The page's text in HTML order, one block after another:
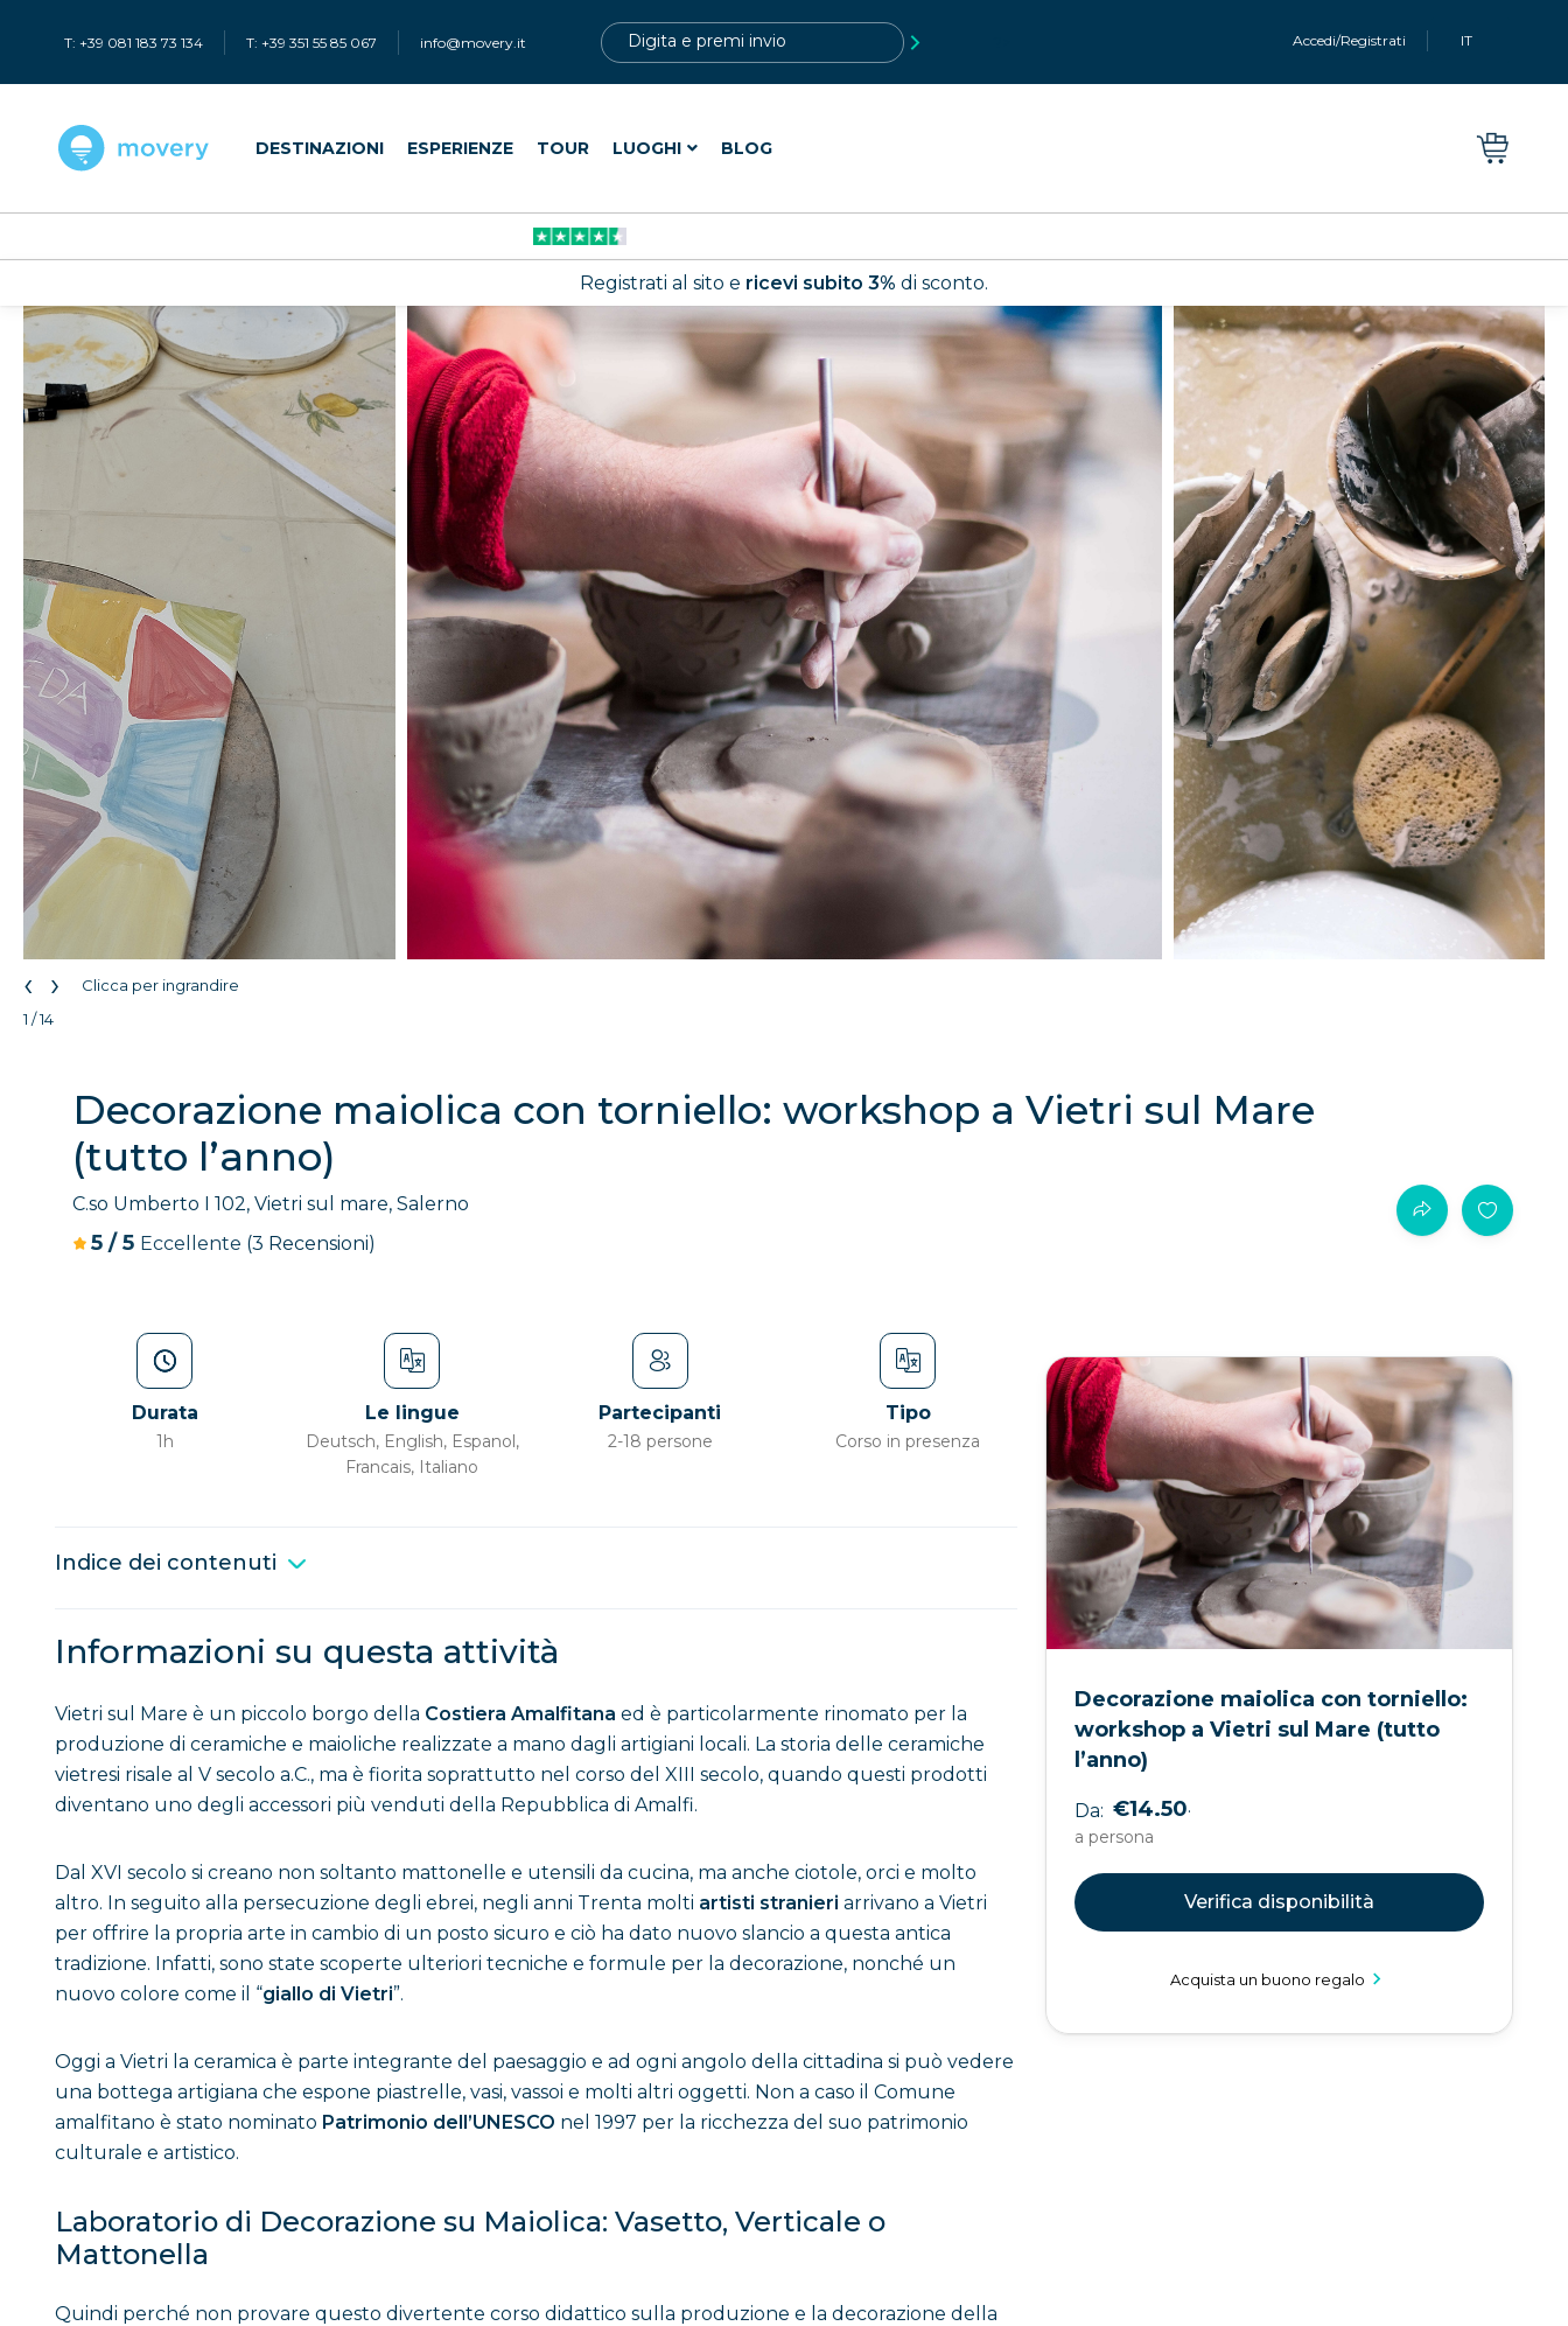
T: +39 081 183 73 134 T: +39 351 55 85 067 info@movery.it Accedi/Registrati IT
DESTINAZIONI ESPERIENZE TOUR LUOGHI BLOG
Registrati al sito e ricevi subito 3% di sconto.
‹ ›
Clicca per ingrandire
1 / 14
Decorazione maiolica con torniello: workshop a Vietri sul Mare
(tutto l’anno)
C.so Umberto I 102, Vietri sul mare, Salerno
5 /5 Eccellente (3 Recensioni)
Durata
1h
Le lingue
Deutsch, English, Espanol,
Francais, Italiano
Partecipanti
2-18 persone
Tipo
Corso in presenza
Indice dei contenuti
Informazioni su questa attività
Vietri sul Mare è un piccolo borgo della Costiera Amalfitana ed è particolarmente rinomato per la
produzione di ceramiche e maioliche realizzate a mano dagli artigiani locali. La storia delle ceramiche
vietresi risale al V secolo a.C., ma è fiorita soprattutto nel corso del XIII secolo, quando questi prodotti
diventano uno degli accessori più venduti della Repubblica di Amalfi.
Dal XVI secolo si creano non soltanto mattonelle e utensili da cucina, ma anche ciotole, orci e molto
altro. In seguito alla persecuzione degli ebrei, negli anni Trenta molti artisti stranieri arrivano a Vietri
per offrire la propria arte in cambio di un posto sicuro e ciò ha dato nuovo slancio a questa antica
tradizione. Infatti, sono state scoperte ulteriori tecniche e formule per la decorazione, nonché un
nuovo colore come il “giallo di Vietri”.
Oggi a Vietri la ceramica è parte integrante del paesaggio e ad ogni angolo della cittadina si può vedere
una bottega artigiana che espone piastrelle, vasi, vassoi e molti altri oggetti. Non a caso il Comune
amalfitano è stato nominato Patrimonio dell’UNESCO nel 1997 per la ricchezza del suo patrimonio
culturale e artistico.
Laboratorio di Decorazione su Maiolica: Vasetto, Verticale o
Mattonella
Quindi perché non provare questo divertente corso didattico sulla produzione e la decorazione della
Decorazione maiolica con torniello:
workshop a Vietri sul Mare (tutto
l’anno)
Da: €14.50.
a persona
Verifica disponibilità
Acquista un buono regalo